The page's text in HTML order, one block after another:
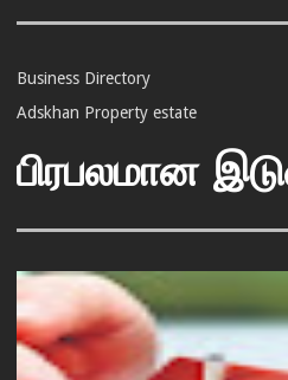
Business Directory
Adskhan Property estate
பிரபலமான